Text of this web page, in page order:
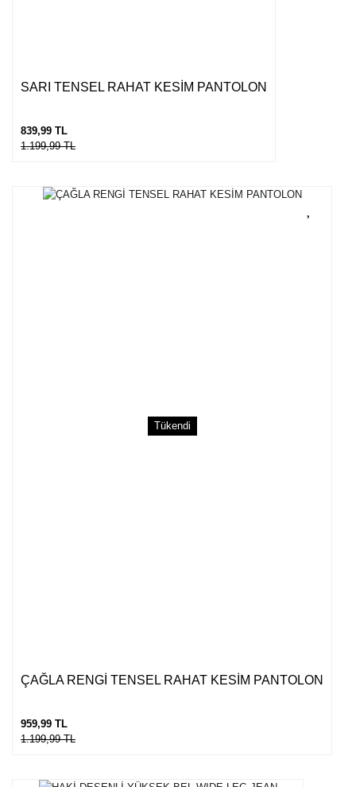
SARI TENSEL RAHAT KESİM PANTOLON
839,99 TL
1.199,99 TL
Tükendi
ÇAĞLA RENGİ TENSEL RAHAT KESİM PANTOLON
959,99 TL
1.199,99 TL